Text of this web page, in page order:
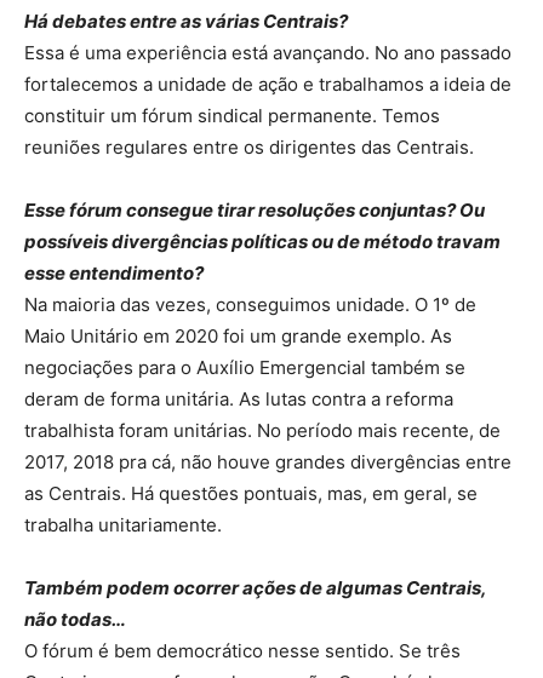
Há debates entre as várias Centrais?
Essa é uma experiência está avançando. No ano passado
fortalecemos a unidade de ação e trabalhamos a ideia de
constituir um fórum sindical permanente. Temos
reuniões regulares entre os dirigentes das Centrais.
Esse fórum consegue tirar resoluções conjuntas? Ou
possíveis divergências políticas ou de método travam
esse entendimento?
Na maioria das vezes, conseguimos unidade. O 1º de
Maio Unitário em 2020 foi um grande exemplo. As
negociações para o Auxílio Emergencial também se
deram de forma unitária. As lutas contra a reforma
trabalhista foram unitárias. No período mais recente, de
2017, 2018 pra cá, não houve grandes divergências entre
as Centrais. Há questões pontuais, mas, em geral, se
trabalha unitariamente.
Também podem ocorrer ações de algumas Centrais,
não todas…
O fórum é bem democrático nesse sentido. Se três